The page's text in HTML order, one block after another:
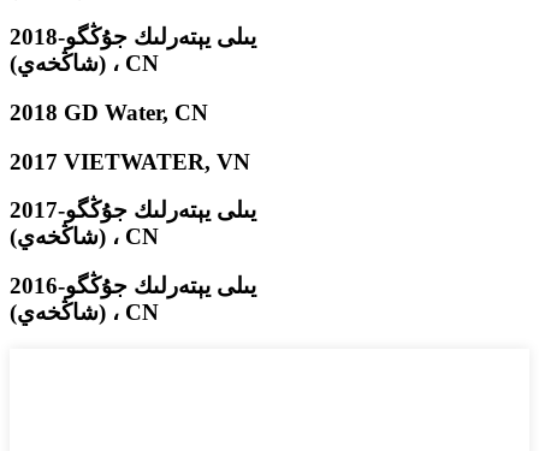
2018-يىلى يېتەرلىك جۇڭگو
(شاڭخەي) ، CN
2018 GD Water, CN
2017 VIETWATER, VN
2017-يىلى يېتەرلىك جۇڭگو
(شاڭخەي) ، CN
2016-يىلى يېتەرلىك جۇڭگو
(شاڭخەي) ، CN